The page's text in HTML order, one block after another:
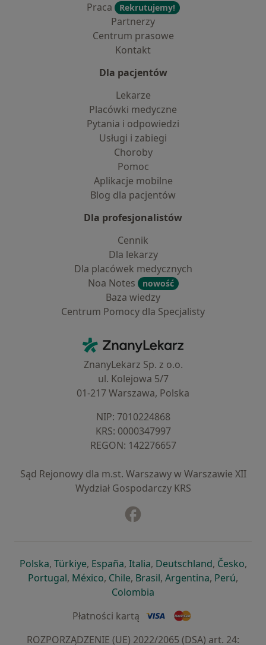
Praca
Rekrutujemy!
Partnerzy
Centrum prasowe
Kontakt
Dla pacjentów
Lekarze
Placówki medyczne
Pytania i odpowiedzi
Usługi i zabiegi
Choroby
Pomoc
Aplikacje mobilne
Blog dla pacjentów
Dla profesjonalistów
Cennik
Dla lekarzy
Dla placówek medycznych
Noa Notes
nowość
Baza wiedzy
Centrum Pomocy dla Specjalisty
ZnanyLekarz - Strona główna
ZnanyLekarz Sp. z o.o.
ul. Kolejowa 5/7
01-217 Warszawa, Polska
NIP: ⁠7010224868
KRS: ⁠0000347997
REGON: ⁠142276657
Sąd Rejonowy dla m.st. Warszawy w Warszawie XII
Wydział Gospodarczy KRS
Polskaotwiera się w nowej karcie
, Türkiyeotwiera się w nowej karcie
, Españaotwiera się w nowej karcie
, Italiaotwiera się w nowej
, Deutschlandotwiera się
, Česko,
Portugalotwiera się w nowej karcie
, Méxicootwiera się w nowej karcie
, Chileotwiera się w nowej karcie
, Brasilotwiera się w nowej
, Argentinaotwiera się
, Perú,
Colombia
Płatności kartą
ROZPORZĄDZENIE (UE) 2022/2065 (DSA) art. 24: